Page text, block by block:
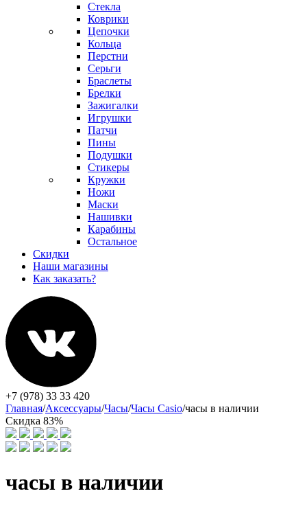
Стекла
Коврики
Цепочки
Кольца
Перстни
Серьги
Браслеты
Брелки
Зажигалки
Игрушки
Патчи
Пины
Подушки
Стикеры
Кружки
Ножи
Маски
Нашивки
Карабины
Остальное
Скидки
Наши магазины
Как заказать?
+7 (978) 33 33 420
Главная/Аксессуары/Часы/Часы Casio/часы в наличии
Скидка 83%
часы в наличии